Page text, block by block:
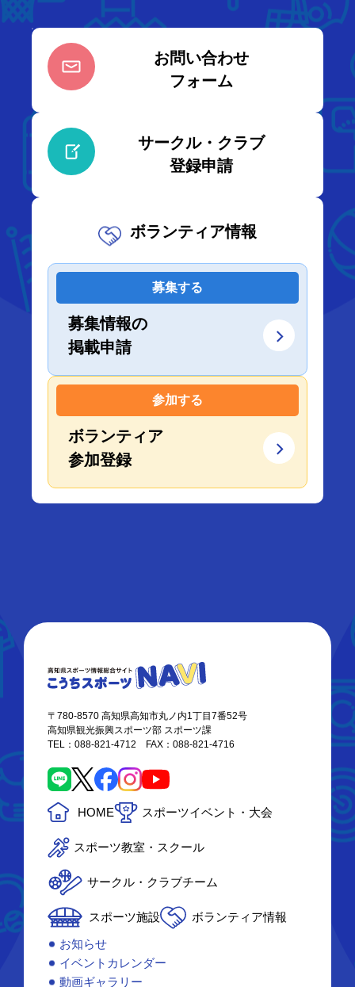
お問い合わせ
フォーム
サークル・クラブ
登録申請
ボランティア情報
募集する
募集情報の
掲載申請
参加する
ボランティア
参加登録
〒780-8570 高知県高知市丸ノ内1丁目7番52号
高知県観光振興スポーツ部 スポーツ課
TEL：088-821-4712 FAX：088-821-4716
HOME スポーツイベント・大会
スポーツ教室・スクール
サークル・クラブチーム
スポーツ施設
ボランティア情報
お知らせ
イベントカレンダー
動画ギャラリー